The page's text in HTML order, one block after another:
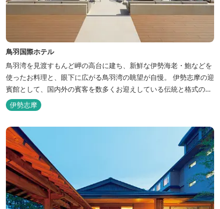
鳥羽国際ホテル
鳥羽湾を見渡すもんど岬の高台に建ち、新鮮な伊勢海老・鮑などを
使ったお料理と、眼下に広がる鳥羽湾の眺望が自慢。 伊勢志摩の迎
賓館として、国内外の賓客を数多くお迎えしている伝統と格式のあ
るホテルです。 【2024年3月25日リニューアル】 クラブラウンジ
アクセス付の新客室「オーシャンビュースイート・クラブ」が誕
生！ エントランスやフロント、ザ・ロビーラウンジ、パールオーシ
ャンテラ...
伊勢志摩